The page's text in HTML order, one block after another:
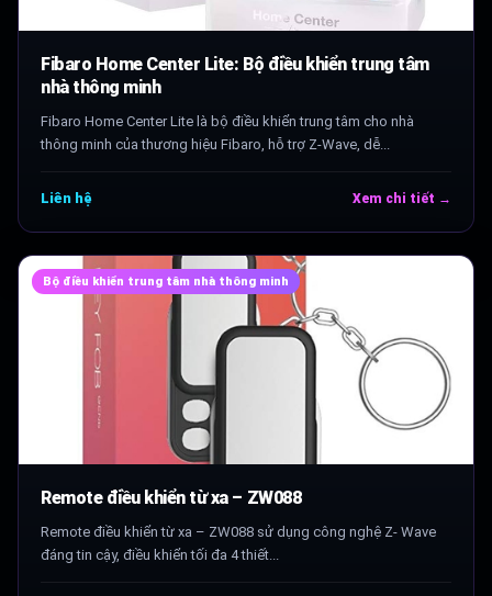
Fibaro Home Center Lite: Bộ điều khiển trung tâm
nhà thông minh
Fibaro Home Center Lite là bộ điều khiển trung tâm cho nhà
thông minh của thương hiệu Fibaro, hỗ trợ Z-Wave, dễ...
Liên hệ Xem chi tiết →
Bộ điều khiển trung tâm nhà thông minh
Remote điều khiển từ xa – ZW088
Remote điều khiển từ xa – ZW088 sử dụng công nghệ Z- Wave
đáng tin cậy, điều khiển tối đa 4 thiết...